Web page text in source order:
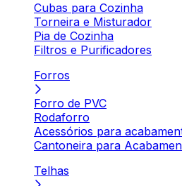
Cubas para Cozinha
Torneira e Misturador
Pia de Cozinha
Filtros e Purificadores
Forros
Forro de PVC
Rodaforro
Acessórios para
Cantoneira para
Telhas